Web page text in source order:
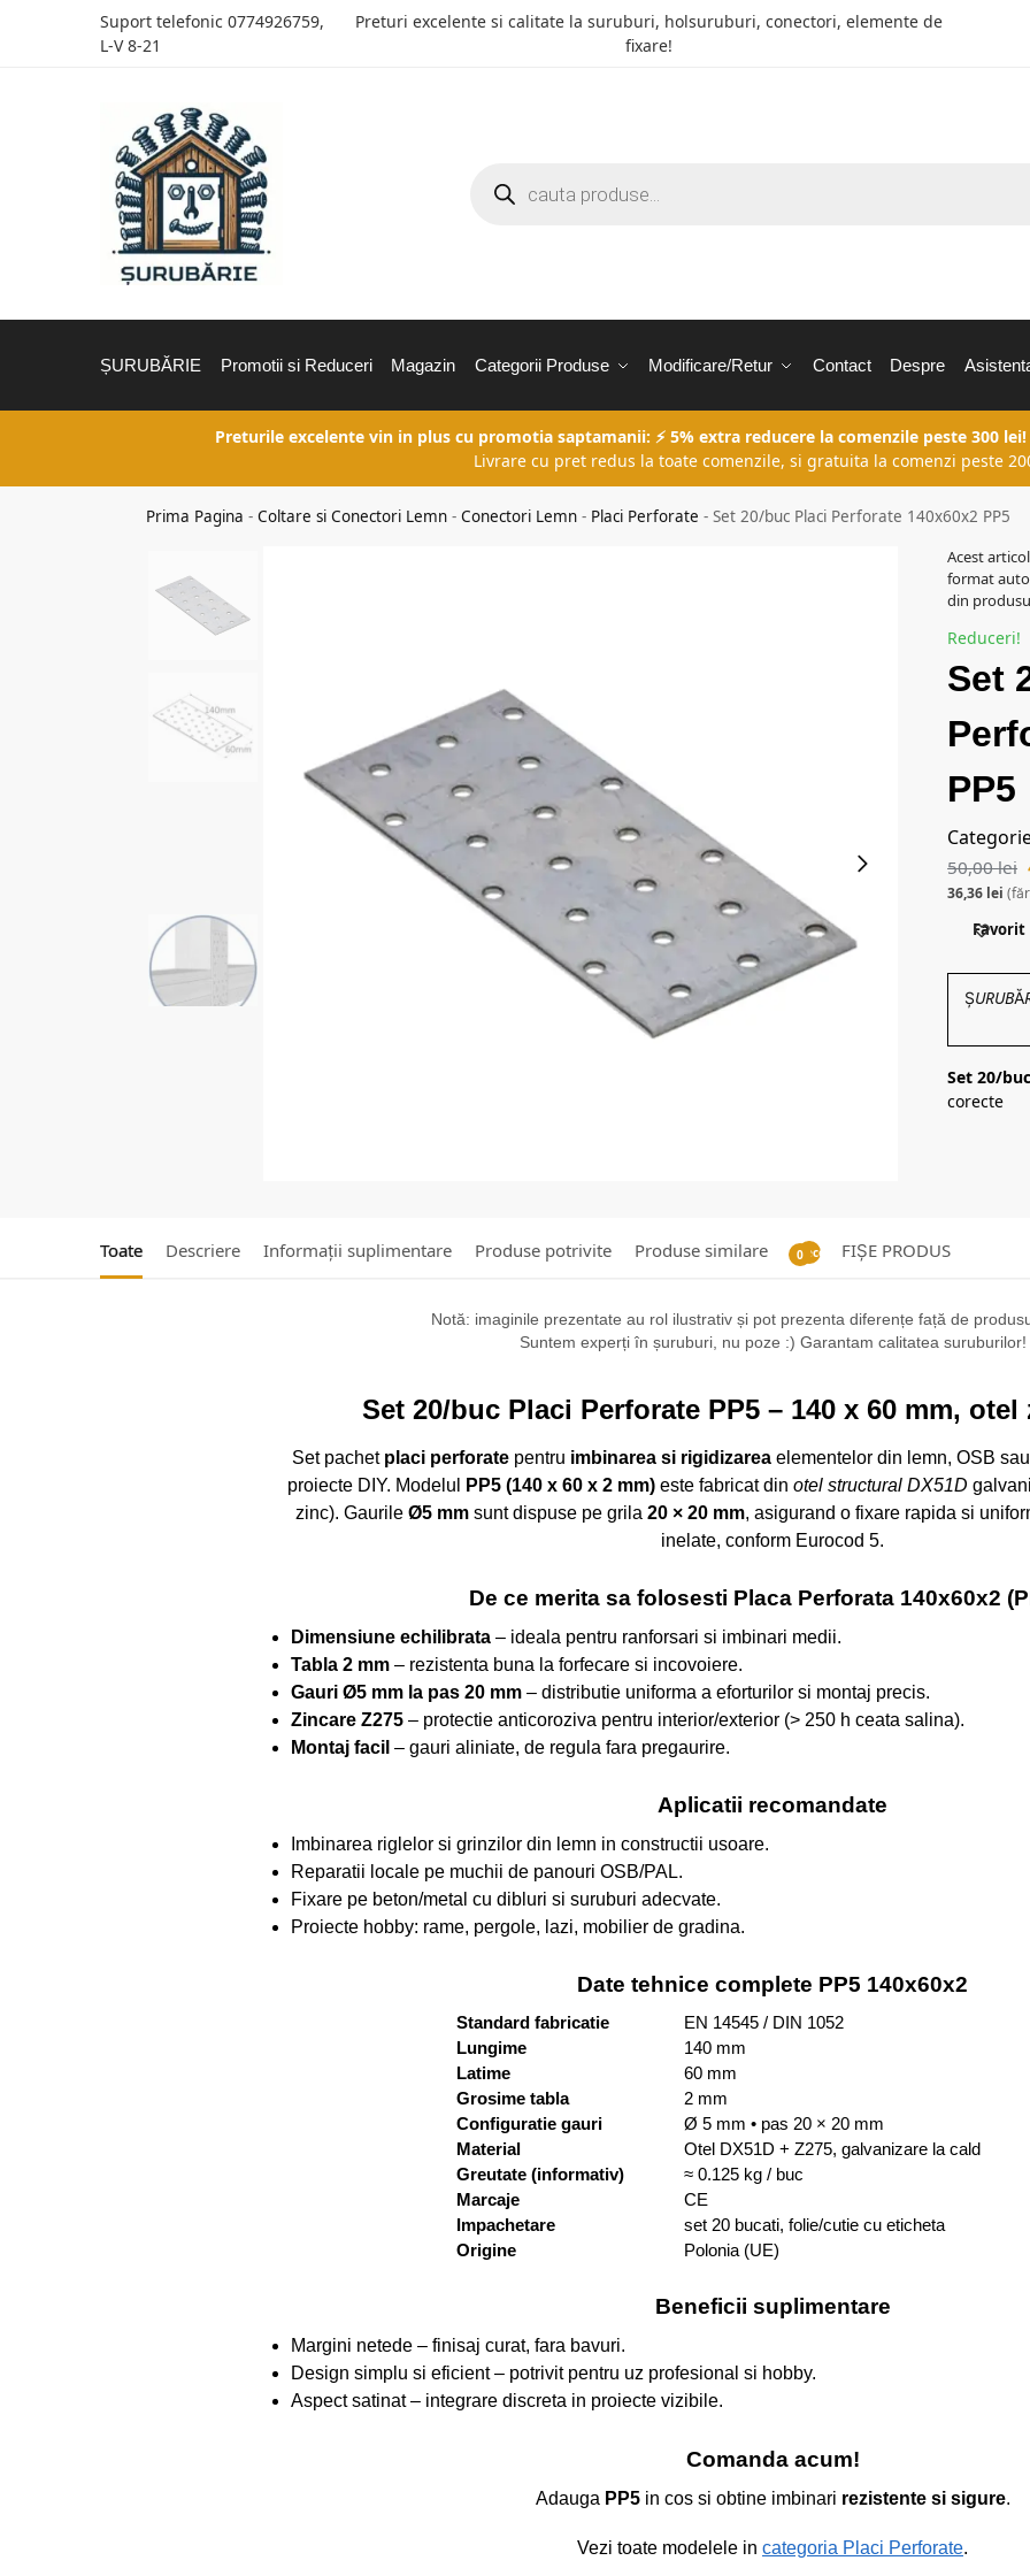
Suport telefonic 0774926759,
L-V 8-21
Preturi excelente si calitate la suruburi, holsuruburi, conectori, elemente de
fixare!
ȘURUBĂRIE Promotii si Reduceri Magazin Categorii Produse Modificare/Retur Contact Despre
Preturile excelente vin in plus cu promotia saptamanii: ⚡ 5% extra reducere la comenzile peste 300 lei!
Livrare cu pret redus la toate comenzile, si gratuita la comenzi peste
Prima Pagina -Coltare si Conectori Lemn -Conectori Lemn - Placi Perforate -Set 20/buc Placi Perforate 140x60x2 PP5
Acest
format
din
Reduceri!
Set
PP5
50,00lei
36,36 lei
Favorit
Set 20/
corecte
Toate Descriere Informații suplimentare Produse potrivite Produse similare Recenzii
0 FIȘE PRODUS
Notă: imaginile prezentate au rol ilustrativ și pot prezenta diferențe față de
Suntem experți în șuruburi, nu poze :) Garantam calitatea suruburilor!
Set 20/buc Placi Perforate PP5 – 140 x 60 mm, otel
Set pachet placi perforatepentru imbinarea si rigidizareaelementelor din lemn, OSB
proiecte DIY. Modelul
PP5 (140 x 60 x 2 mm)este fabricat din otel structural DX51D
zinc). Gaurile Ø5 mm sunt dispuse pe grila 20 × 20 mm, asigurand o fixare rapida si
inelate, conform Eurocod 5.
De ce merita sa folosesti Placa Perforata 140x60x2
Dimensiune echilibrata – ideala pentru ranforsari si imbinari medii.
Tabla 2 mm – rezistenta buna la forfecare si incovoiere.
Gauri Ø5 mm la pas 20 mm – distributie uniforma a eforturilor si montaj precis.
Zincare Z275 – protectie anticoroziva pentru interior/exterior (> 250 h ceata salina).
Montaj facil – gauri aliniate, de regula fara pregaurire.
Aplicatii recomandate
Imbinarea riglelor si grinzilor din lemn in constructii usoare.
Reparatii locale pe muchii de panouri OSB/PAL.
Fixare pe beton/metal cu dibluri si suruburi adecvate.
Proiecte hobby: rame, pergole, lazi, mobilier de gradina.
Date tehnice complete PP5 140x60x2
Standard fabricatie
EN 14545 / DIN 1052
Lungime
140 mm
Latime
60 mm
Grosime tabla
2 mm
Configuratie gauri
Ø 5 mm • pas 20 × 20 mm
Material
Otel DX51D + Z275, galvanizare la cald
Greutate (informativ)
≈ 0.125 kg / buc
Marcaje
CE
Impachetare
set 20 bucati, folie/cutie cu eticheta
Origine
Polonia (UE)
Beneficii suplimentare
Margini netede – finisaj curat, fara bavuri.
Design simplu si eficient – potrivit pentru uz profesional si hobby.
Aspect satinat – integrare discreta in proiecte vizibile.
Comanda acum!
Adauga PP5in cos si obtine imbinari rezistente si sigure.
Vezi toate modelele in categoria Placi Perforate.